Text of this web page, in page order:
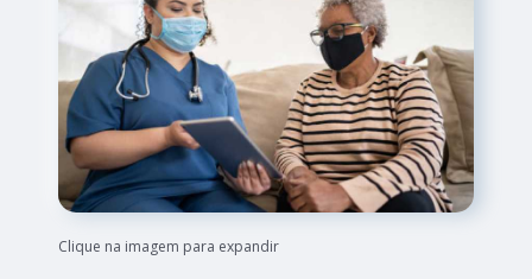
Clique na imagem para expandir